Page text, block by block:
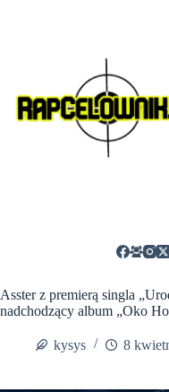
Asster z premierą singla
nadchodzący album „Oko
kysys 8